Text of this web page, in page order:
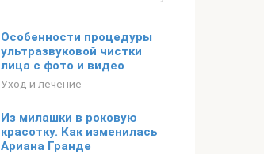
Особенности процедуры
ультразвуковой чистки
лица с фото и видео
Уход и лечение
Из милашки в роковую
красотку. Как изменилась
Ариана Гранде